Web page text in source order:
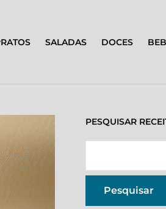
SALADAS DOCES
PESQUISAR